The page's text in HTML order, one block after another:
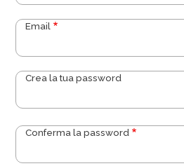
Email
Conferma la password